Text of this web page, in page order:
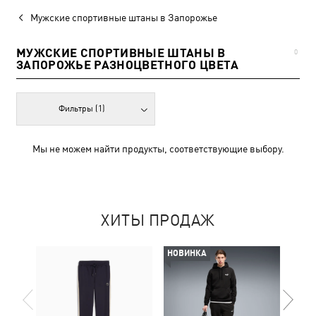
Мужские спортивные штаны в Запорожье
МУЖСКИЕ СПОРТИВНЫЕ ШТАНЫ В
ЗАПОРОЖЬЕ РАЗНОЦВЕТНОГО ЦВЕТА
0
Фильтры (1)
Мы не можем найти продукты, соответствующие выбору.
ХИТЫ ПРОДАЖ
НОВИНКА